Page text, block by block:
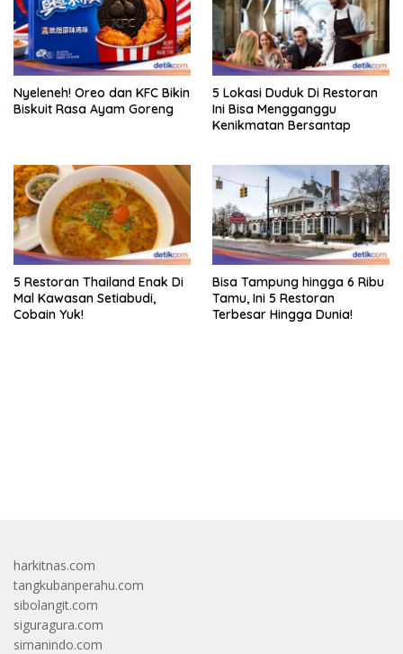
Nyeleneh! Oreo dan KFC Bikin
Biskuit Rasa Ayam Goreng
5 Lokasi Duduk Di Restoran
Ini Bisa Mengganggu
Kenikmatan Bersantap
5 Restoran Thailand Enak Di
Mal Kawasan Setiabudi,
Cobain Yuk!
Bisa Tampung hingga 6 Ribu
Tamu, Ini 5 Restoran
Terbesar Hingga Dunia!
harkitnas.com
tangkubanperahu.com
sibolangit.com
siguragura.com
simanindo.com